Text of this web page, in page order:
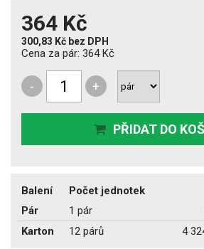
364 Kč
300,83 Kč bez DPH
Cena za pár: 364 Kč
- +
PŘIDAT DO
Balení Počet jednotek
Pár
1 pár
Karton
12 párů 4